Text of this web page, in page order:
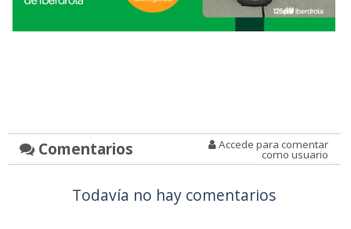
Comentarios Accede para comentar
como usuario
Todavía no hay comentarios